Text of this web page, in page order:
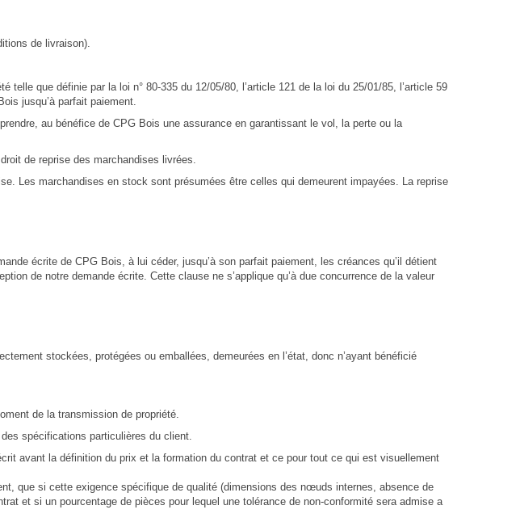
de livraison).
que définie par la loi n° 80-335 du 12/05/80, l’article 121 de la loi du 25/01/85, l’article 59
jusqu’à parfait paiement.
au bénéfice de CPG Bois une assurance en garantissant le vol, la perte ou la
de reprise des marchandises livrées.
Les marchandises en stock sont présumées être celles qui demeurent impayées. La reprise
écrite de CPG Bois, à lui céder, jusqu’à son parfait paiement, les créances qu’il détient
de notre demande écrite. Cette clause ne s’applique qu’à due concurrence de la valeur
stockées, protégées ou emballées, demeurées en l’état, donc n’ayant bénéficié
de la transmission de propriété.
spécifications particulières du client.
avant la définition du prix et la formation du contrat et ce pour tout ce qui est visuellement
que si cette exigence spécifique de qualité (dimensions des nœuds internes, absence de
et si un pourcentage de pièces pour lequel une tolérance de non-conformité sera admise a